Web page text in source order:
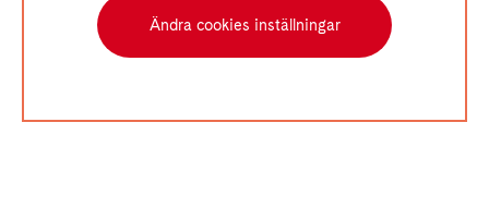
Ändra cookies inställningar